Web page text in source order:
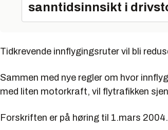
sanntidsinnsikt i
Tidkrevende innflygingsruter vil bli
Sammen med nye regler om hvor
med liten motorkraft, vil flytrafikken
Forskriften er på høring til 1.mars 2004.